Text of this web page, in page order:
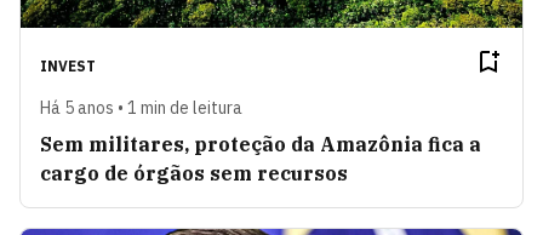
INVEST
Há 5 anos • 1 min de leitura
Sem militares, proteção da Amazônia fica a
cargo de órgãos sem recursos